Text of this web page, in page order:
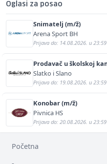
Oglasi za posao
Snimatelj (m/ž)
Arena Sport BH
Prijava do: 14.08.2026. u 23:59
Prodavač u školskoj
Slatko i Slano
Prijava do: 19.08.2026. u 23:59
Konobar (m/ž)
Pivnica HS
Prijava do: 20.08.2026. u 23:59
Početna